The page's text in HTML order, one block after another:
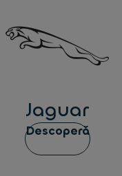
Jaguar
Descoperă